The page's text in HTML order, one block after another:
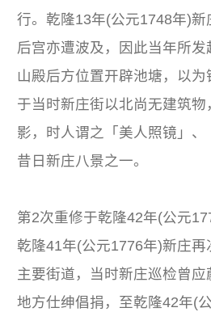
行。乾隆13年(公元1748年)
后宫亦遭波及，因此当年所
山殿后方位置开辟池塘，以
于当时新庄街以北尚无建筑物
影，时人谓之「美人照镜」、
昔日新庄八景之一。
第2次重修于乾隆42年(公元
乾隆41年(公元1776年)新庄
主要街道，当时新庄巡检曾应
地方仕绅倡捐，至乾隆42年(